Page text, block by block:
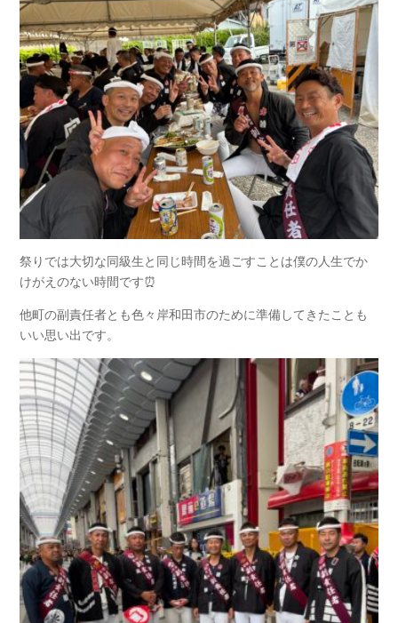
祭りでは大切な同級生と同じ時間を過ごすことは僕の人生でか
けがえのない時間です⏰
他町の副責任者とも色々岸和田市のために準備してきたことも
いい思い出です。